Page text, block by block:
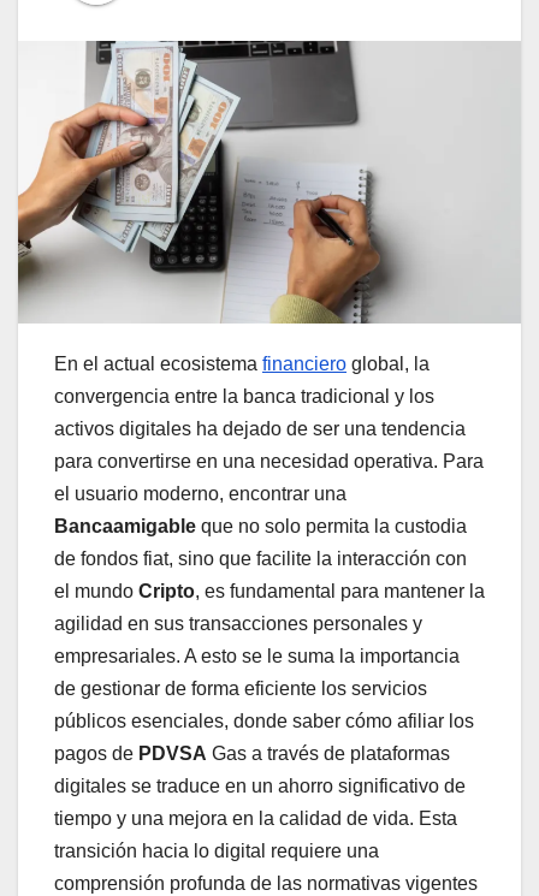
En el actual ecosistema financiero global, la
convergencia entre la banca tradicional y los
activos digitales ha dejado de ser una tendencia
para convertirse en una necesidad operativa. Para
el usuario moderno, encontrar una
Bancaamigable que no solo permita la custodia
de fondos fiat, sino que facilite la interacción con
el mundo Cripto, es fundamental para mantener la
agilidad en sus transacciones personales y
empresariales. A esto se le suma la importancia
de gestionar de forma eficiente los servicios
públicos esenciales, donde saber cómo afiliar los
pagos de PDVSA Gas a través de plataformas
digitales se traduce en un ahorro significativo de
tiempo y una mejora en la calidad de vida. Esta
transición hacia lo digital requiere una
comprensión profunda de las normativas vigentes